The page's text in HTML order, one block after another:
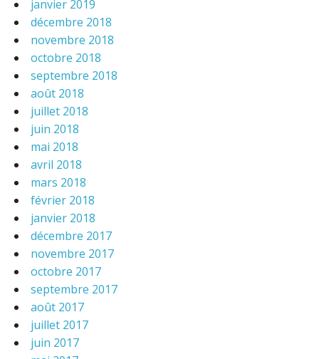
janvier 2019
décembre 2018
novembre 2018
octobre 2018
septembre 2018
août 2018
juillet 2018
juin 2018
mai 2018
avril 2018
mars 2018
février 2018
janvier 2018
décembre 2017
novembre 2017
octobre 2017
septembre 2017
août 2017
juillet 2017
juin 2017